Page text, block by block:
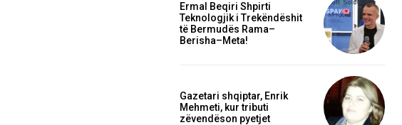
Ermal Beqiri Shpirti
Teknologjik i Trekëndëshit
të Bermudës Rama–
Berisha–Meta!
Gazetari shqiptar, Enrik
Mehmeti, kur tributi
zëvendëson pyetjet